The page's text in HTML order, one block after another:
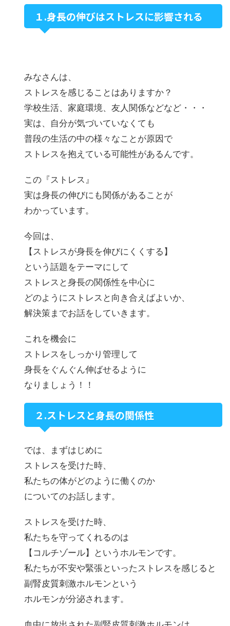
１.身長の伸びはストレスに影響される
みなさんは、
ストレスを感じることはありますか？
学校生活、家庭環境、友人関係などなど・・・
実は、自分が気づいていなくても
普段の生活の中の様々なことが原因で
ストレスを抱えている可能性があるんです。
この『ストレス』
実は身長の伸びにも関係があることが
わかっています。
今回は、
【ストレスが身長を伸びにくくする】
という話題をテーマにして
ストレスと身長の関係性を中心に
どのようにストレスと向き合えばよいか、
解決策までお話をしていきます。
これを機会に
ストレスをしっかり管理して
身長をぐんぐん伸ばせるように
なりましょう！！
２.ストレスと身長の関係性
では、まずはじめに
ストレスを受けた時、
私たちの体がどのように働くのか
についてのお話します。
ストレスを受けた時、
私たちを守ってくれるのは
【コルチゾール】というホルモンです。
私たちが不安や緊張といったストレスを感じると
副腎皮質刺激ホルモンという
ホルモンが分泌されます。